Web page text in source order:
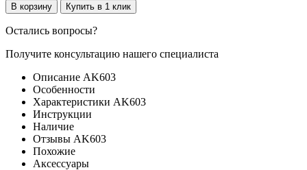
В корзину Купить в 1 клик
Остались вопросы?
Получите консультацию нашего специалиста
Описание AK603
Особенности
Характеристики AK603
Инструкции
Наличие
Отзывы AK603
Похожие
Аксессуары